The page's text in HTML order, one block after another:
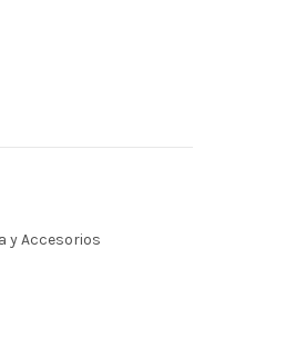
y Accesorios